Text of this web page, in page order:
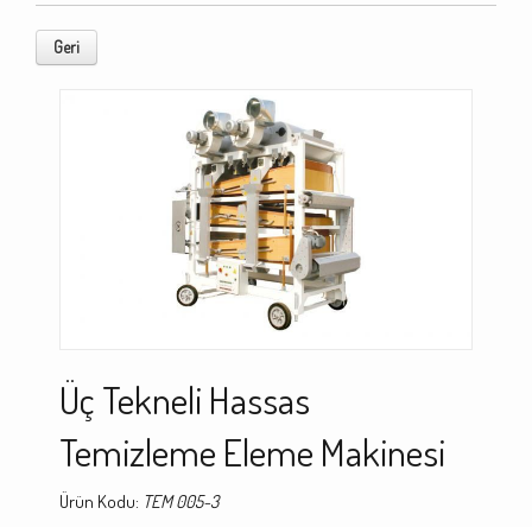
Geri
Üç Tekneli Hassas
Temizleme Eleme Makinesi
Ürün Kodu: TEM 005-3